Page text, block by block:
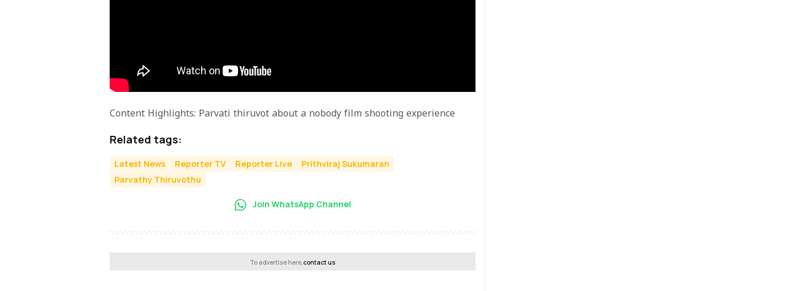
Content Highlights: Parvati thiruvot about a nobody film shooting experience
Related tags:
Latest News Reporter TV Reporter Live
Prithviraj Sukumaran
Parvathy Thiruvothu
Join WhatsApp Channel
To advertise here,contact us